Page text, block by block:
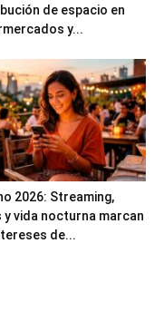
de espacio en
y...
2026: Streaming,
y vida nocturna marcan
de...